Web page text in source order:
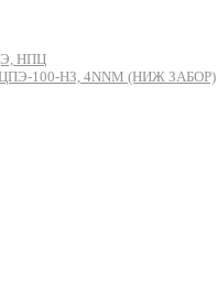
НПЦ
100-НЗ, 4NNM (НИЖ ЗАБОР)